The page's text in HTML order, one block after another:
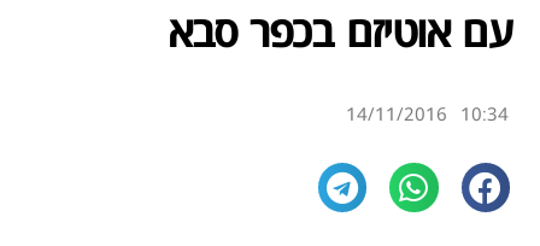
עם אוטיזם בכפר סבא
10:34
14/11/2016